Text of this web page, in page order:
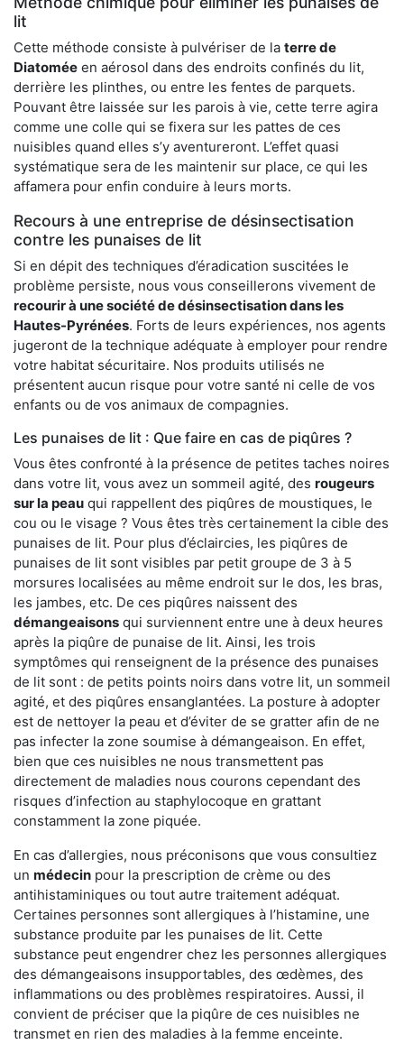
lit
Cette méthode consiste à pulvériser de la terre de
Diatomée en aérosol dans des endroits confinés du lit,
derrière les plinthes, ou entre les fentes de parquets.
Pouvant être laissée sur les parois à vie, cette terre agira
comme une colle qui se fixera sur les pattes de ces
nuisibles quand elles s’y aventureront. L’effet quasi
systématique sera de les maintenir sur place, ce qui les
affamera pour enfin conduire à leurs morts.
Recours à une entreprise de désinsectisation
contre les punaises de lit
Si en dépit des techniques d’éradication suscitées le
problème persiste, nous vous conseillerons vivement de
recourir à une société de désinsectisation dans les
Hautes-Pyrénées. Forts de leurs expériences, nos agents
jugeront de la technique adéquate à employer pour rendre
votre habitat sécuritaire. Nos produits utilisés ne
présentent aucun risque pour votre santé ni celle de vos
enfants ou de vos animaux de compagnies.
Les punaises de lit : Que faire en cas de piqûres ?
Vous êtes confronté à la présence de petites taches noires
dans votre lit, vous avez un sommeil agité, des rougeurs
sur la peau qui rappellent des piqûres de moustiques, le
cou ou le visage ? Vous êtes très certainement la cible des
punaises de lit. Pour plus d’éclaircies, les piqûres de
punaises de lit sont visibles par petit groupe de 3 à 5
morsures localisées au même endroit sur le dos, les bras,
les jambes, etc. De ces piqûres naissent des
démangeaisons qui surviennent entre une à deux heures
après la piqûre de punaise de lit. Ainsi, les trois
symptômes qui renseignent de la présence des punaises
de lit sont : de petits points noirs dans votre lit, un sommeil
agité, et des piqûres ensanglantées. La posture à adopter
est de nettoyer la peau et d’éviter de se gratter afin de ne
pas infecter la zone soumise à démangeaison. En effet,
bien que ces nuisibles ne nous transmettent pas
directement de maladies nous courons cependant des
risques d’infection au staphylocoque en grattant
constamment la zone piquée.
En cas d’allergies, nous préconisons que vous consultiez
un médecin pour la prescription de crème ou des
antihistaminiques ou tout autre traitement adéquat.
Certaines personnes sont allergiques à l’histamine, une
substance produite par les punaises de lit. Cette
substance peut engendrer chez les personnes allergiques
des démangeaisons insupportables, des œdèmes, des
inflammations ou des problèmes respiratoires. Aussi, il
convient de préciser que la piqûre de ces nuisibles ne
transmet en rien des maladies à la femme enceinte.